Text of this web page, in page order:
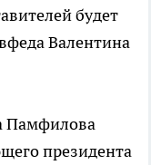
будет
Валентина
Памфилова
президента